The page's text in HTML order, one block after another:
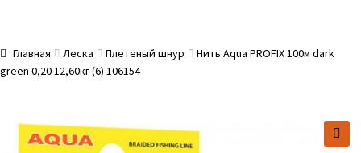
Главная Леска Плетеный шнур
Нить Aqua PROFIX 100м dark
green 0,20 12,60кг (6) 106154